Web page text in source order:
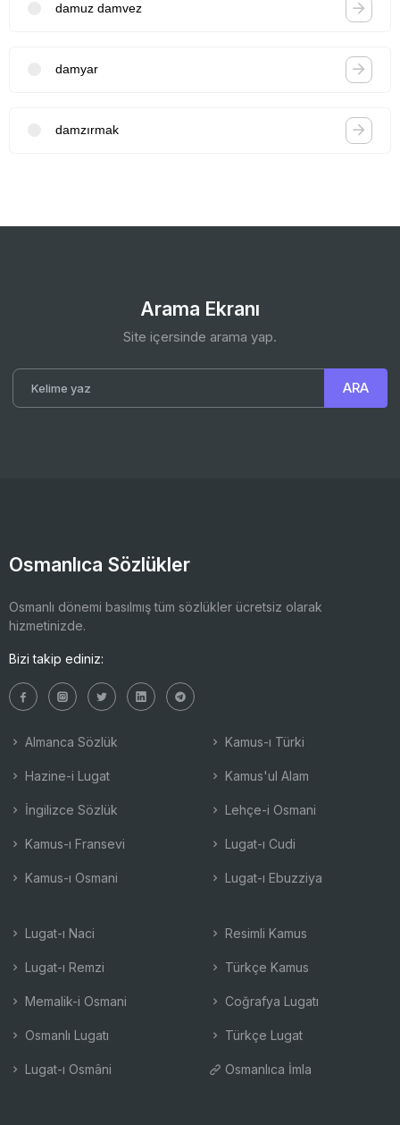
damuz damvez
damyar
damzırmak
Arama Ekranı
Site içersinde arama yap.
Osmanlıca Sözlükler
Osmanlı dönemi basılmış tüm sözlükler ücretsiz olarak
hizmetinizde.
Bizi takip ediniz:
Almanca Sözlük
Hazine-i Lugat
İngilizce Sözlük
Kamus-ı Fransevi
Kamus-ı Osmani
Kamus-ı Türki
Kamus'ul Alam
Lehçe-i Osmani
Lugat-ı Cudi
Lugat-ı Ebuzziya
Lugat-ı Naci
Lugat-ı Remzi
Memalik-i Osmani
Osmanlı Lugatı
Lugat-ı Osmâni
Resimli Kamus
Türkçe Kamus
Coğrafya Lugatı
Türkçe Lugat
Osmanlıca İmla